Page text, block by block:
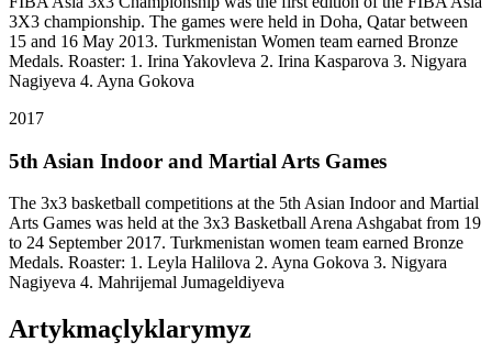
3X3 championship. The games were held in Doha, Qatar between
15 and 16 May 2013. Turkmenistan Women team earned Bronze
Medals. Roaster: 1. Irina Yakovleva 2. Irina Kasparova 3. Nigyara
Nagiyeva 4. Ayna Gokova
2017
5th Asian Indoor and Martial Arts Games
The 3x3 basketball competitions at the 5th Asian Indoor and Martial
Arts Games was held at the 3x3 Basketball Arena Ashgabat from 19
to 24 September 2017. Turkmenistan women team earned Bronze
Medals. Roaster: 1. Leyla Halilova 2. Ayna Gokova 3. Nigyara
Nagiyeva 4. Mahrijemal Jumageldiyeva
Artykmaçlyklarymyz